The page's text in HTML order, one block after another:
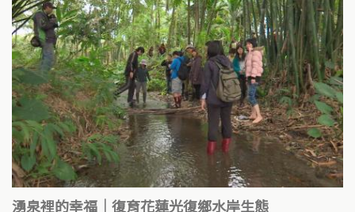
湧泉裡的幸福｜復育花蓮光復鄉水岸生態